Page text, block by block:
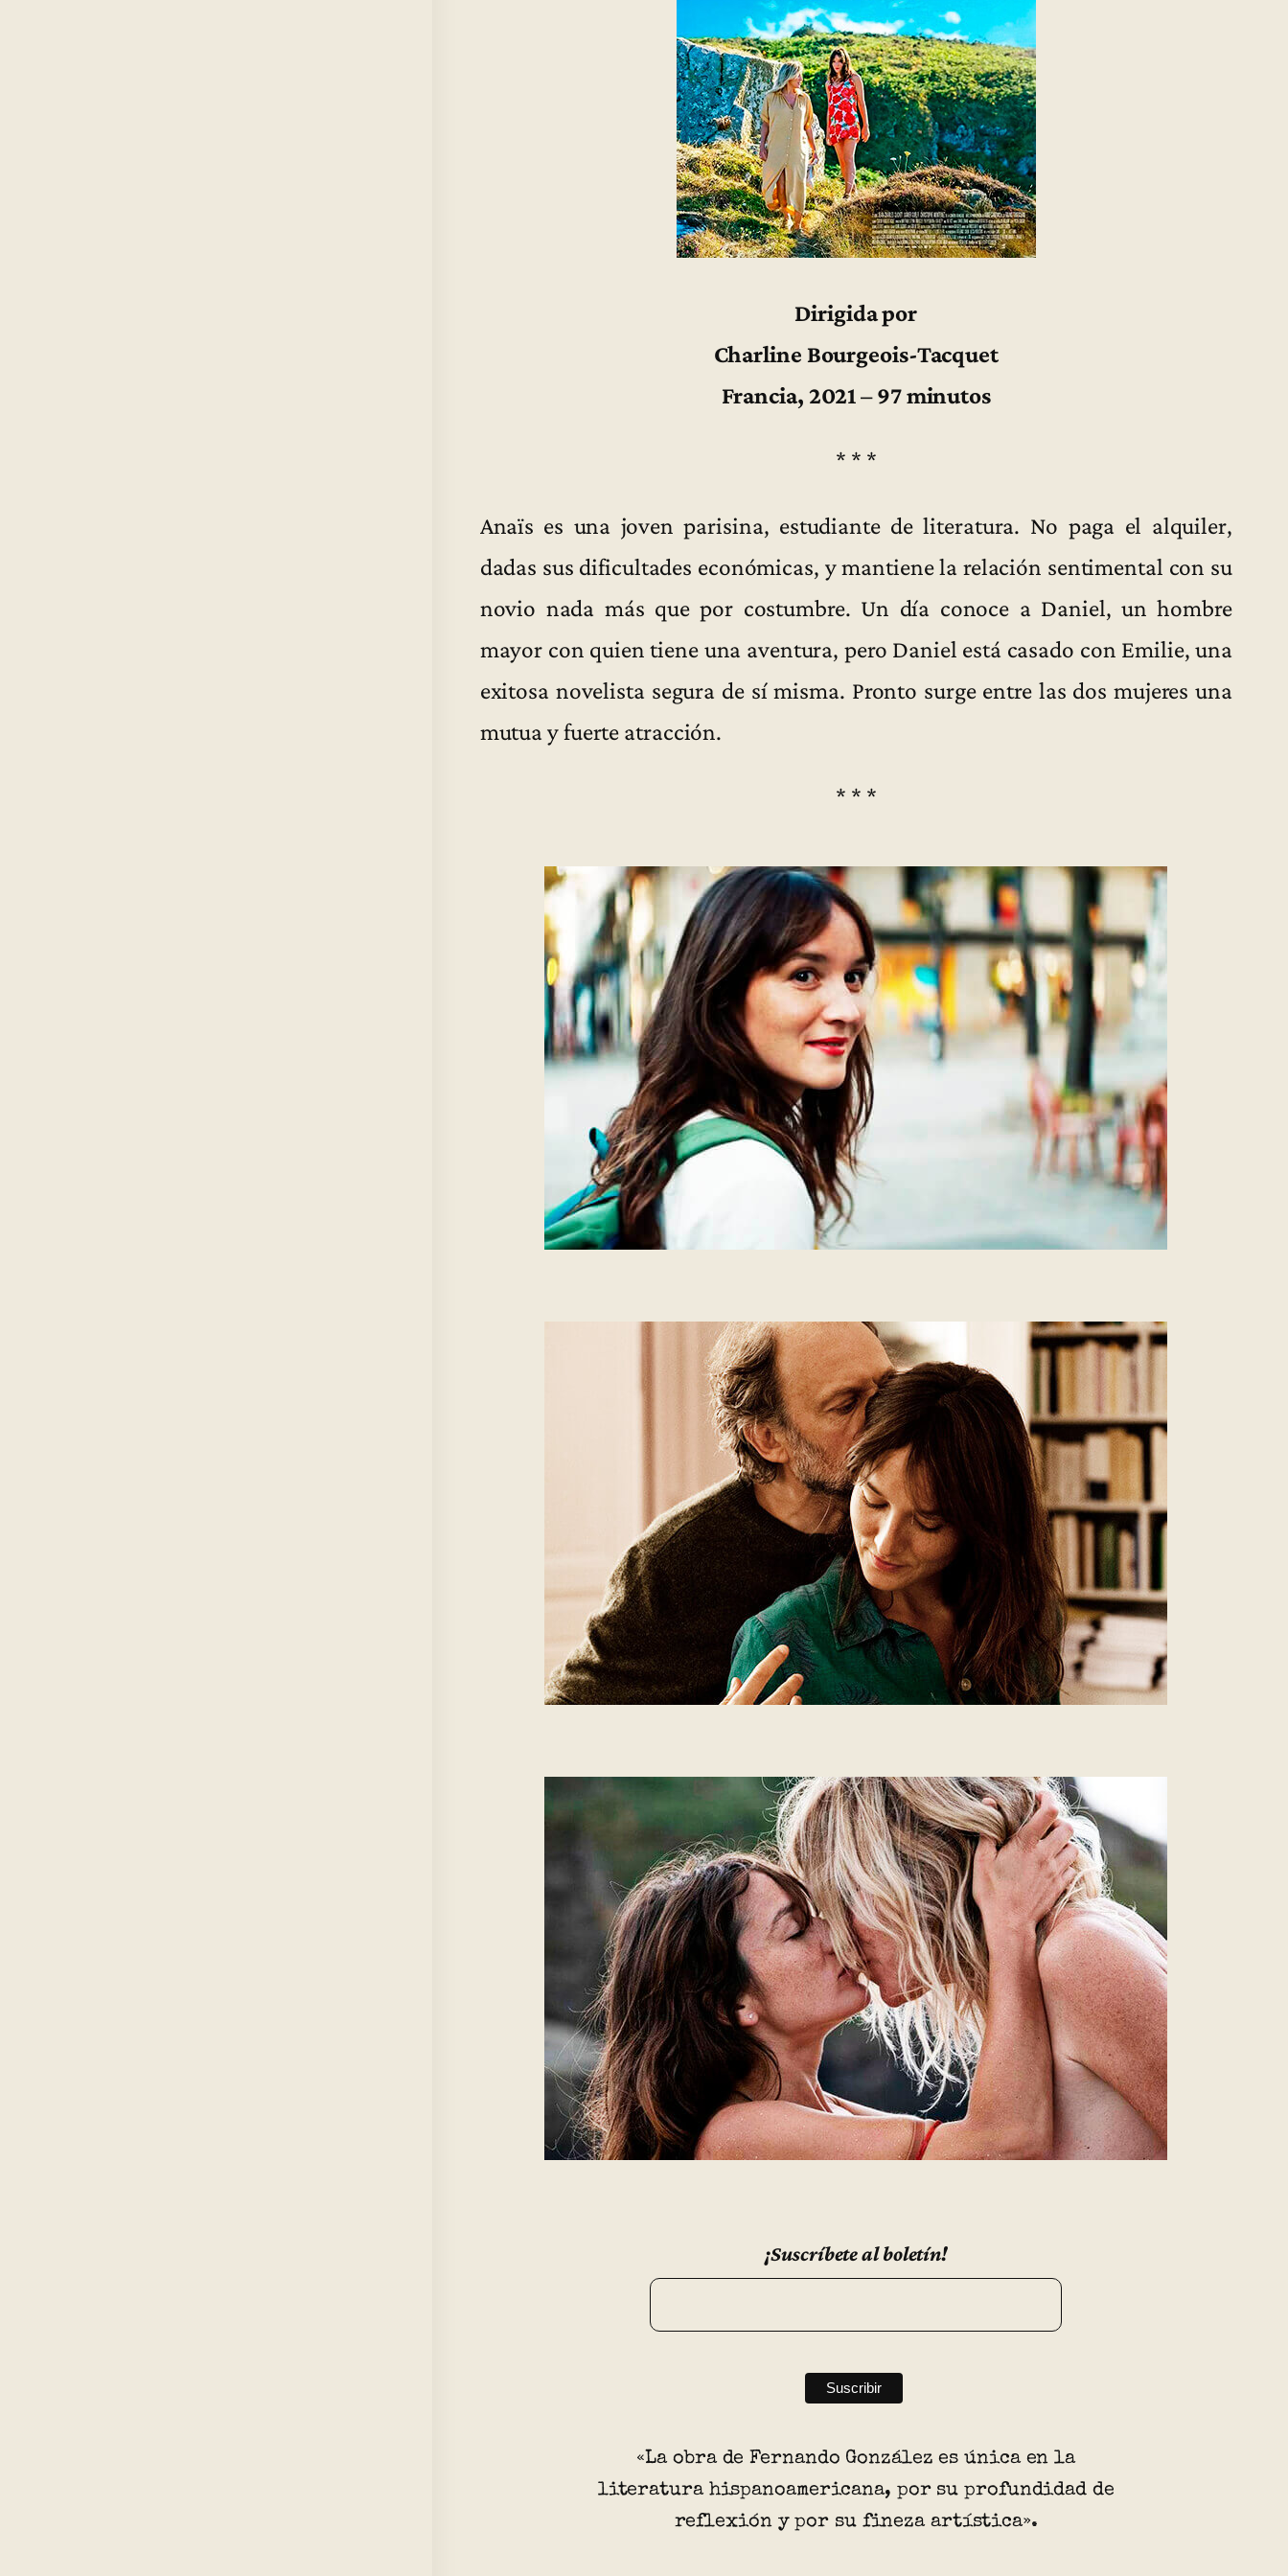
Dirigida por
Charline Bourgeois-Tacquet
Francia, 2021 – 97 minutos
* * *
Anaïs es una joven parisina, estudiante de literatura. No paga el alquiler,
dadas sus dificultades económicas, y mantiene la relación sentimental con su
novio nada más que por costumbre. Un día conoce a Daniel, un hombre
mayor con quien tiene una aventura, pero Daniel está casado con Emilie, una
exitosa novelista segura de sí misma. Pronto surge entre las dos mujeres una
mutua y fuerte atracción.
* * *
¡Suscríbete al boletín!
«La obra de Fernando González es única en la
literatura hispanoamericana, por su profundidad de
reflexión y por su fineza artística».